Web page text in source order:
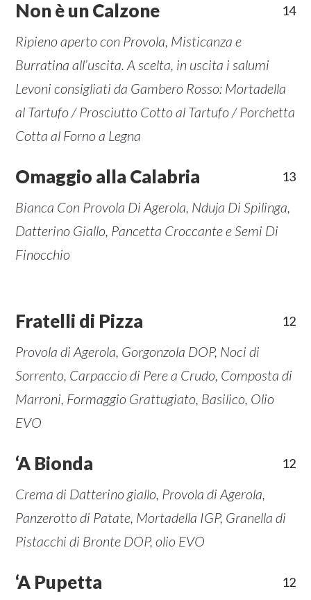
Non è un Calzone 14
Ripieno aperto con Provola, Misticanza e
Burratina all’uscita. A scelta, in uscita i salumi
Levoni consigliati da Gambero Rosso: Mortadella
al Tartufo / Prosciutto Cotto al Tartufo / Porchetta
Cotta al Forno a Legna
Omaggio alla Calabria 13
Bianca Con Provola Di Agerola, Nduja Di Spilinga,
Datterino Giallo, Pancetta Croccante e Semi Di
Finocchio
Fratelli di Pizza 12
Provola di Agerola, Gorgonzola DOP, Noci di
Sorrento, Carpaccio di Pere a Crudo, Composta di
Marroni, Formaggio Grattugiato, Basilico, Olio
EVO
‘A Bionda 12
Crema di Datterino giallo, Provola di Agerola,
Panzerotto di Patate, Mortadella IGP, Granella di
Pistacchi di Bronte DOP, olio EVO
‘A Pupetta 12